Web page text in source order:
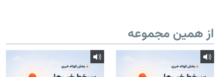
از همین مجموعه